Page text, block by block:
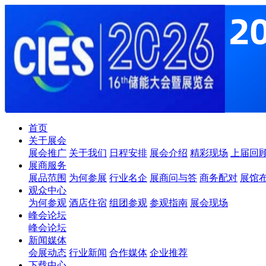
首页
关于展会
展会推广 关于我们 日程安排 展会介绍 精彩现场
上届回
展商服务
展品范围 为何参展 行业名企 展商问与答 商务配对 展馆
观众中心
为何参观 酒店住宿 组团参观 参观指南 展会现场
峰会论坛
峰会论坛
新闻媒体
会展动态 行业新闻 合作媒体 企业推荐